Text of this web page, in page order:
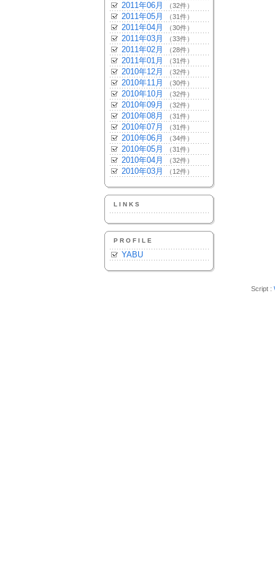
2011年06月 （32件）
2011年05月 （31件）
2011年04月 （30件）
2011年03月 （33件）
2011年02月 （28件）
2011年01月 （31件）
2010年12月 （32件）
2010年11月 （30件）
2010年10月 （32件）
2010年09月 （32件）
2010年08月 （31件）
2010年07月 （31件）
2010年06月 （34件）
2010年05月 （31件）
2010年04月 （32件）
2010年03月 （12件）
LINKS
PROFILE
YABU
Script :